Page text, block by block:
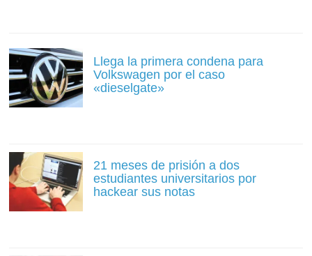
Llega la primera condena para
Volkswagen por el caso
«dieselgate»
21 meses de prisión a dos
estudiantes universitarios por
hackear sus notas